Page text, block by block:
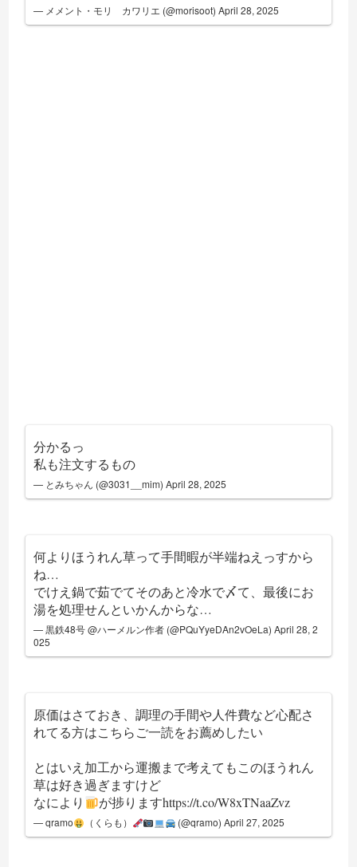
— メメント・モリ カワリエ (@morisoot)April 28, 2025
分かるっ
私も注文するもの
— とみちゃん (@3031__mim)April 28, 2025
何よりほうれん草って手間暇が半端ねえっすから
ね…
でけえ鍋で茹でてそのあと冷水で〆て、最後にお
湯を処理せんといかんからな…
— 黒鉄48号 @ハーメルン作者 (@PQuYyeDAn2vOeLa)April 28, 2
025
原価はさておき、調理の手間や人件費など心配さ
れてる方はこちらご一読をお薦めしたい
とはいえ加工から運搬まで考えてもこのほうれん
草は好き過ぎますけど
なにより
が捗りますhttps://t.co/W8xTNaaZvz
— qramo （くらも） (@qramo)April 27, 2025